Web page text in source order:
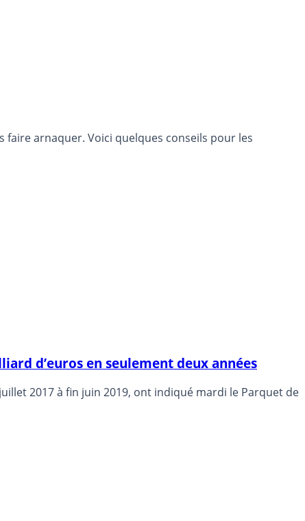
faire arnaquer. Voici quelques conseils pour les
d’euros en seulement deux années
2017 à fin juin 2019, ont indiqué mardi le Parquet de